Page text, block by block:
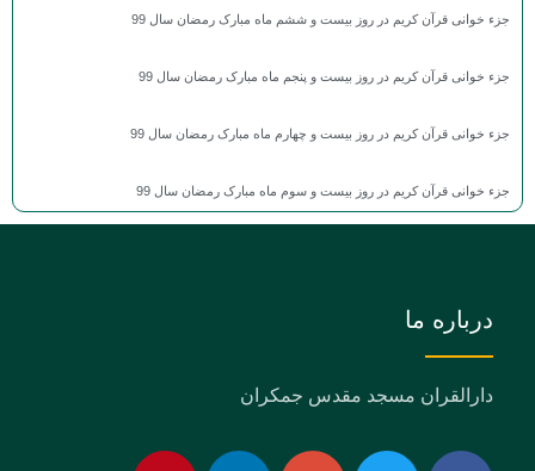
جزء خوانی قرآن کریم در روز بیست و ششم ماه مبارک رمضان سال 99
جزء خوانی قرآن کریم در روز بیست و پنجم ماه مبارک رمضان سال 99
جزء خوانی قرآن کریم در روز بیست و چهارم ماه مبارک رمضان سال 99
جزء خوانی قرآن کریم در روز بیست و سوم ماه مبارک رمضان سال 99
درباره ما
دارالقران مسجد مقدس جمکران